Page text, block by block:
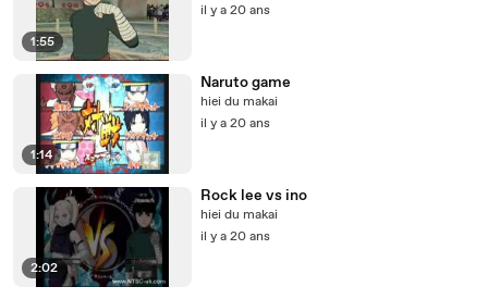
1:55
il y a 20 ans
1:14
Naruto game
hiei du makai
il y a 20 ans
2:02
Rock lee vs ino
hiei du makai
il y a 20 ans